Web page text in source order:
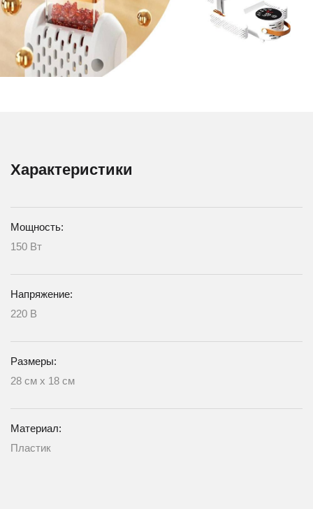
Характеристики
Мощность:
150 Вт
Напряжение:
220 В
Размеры:
28 см x 18 см
Материал:
Пластик